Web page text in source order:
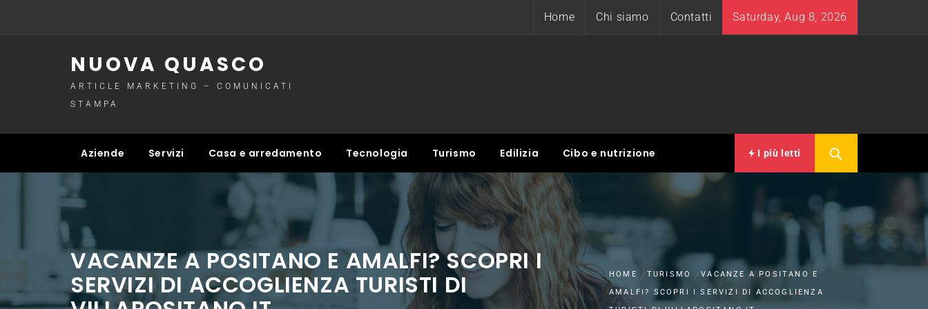
Home Chi siamo Contatti Saturday, Aug 8, 2026
NUOVA QUASCO
ARTICLE MARKETING – COMUNICATI
STAMPA
Aziende Servizi Casa e arredamento Tecnologia Turismo Edilizia Cibo e nutrizione I più letti
VACANZE A POSITANO E AMALFI? SCOPRI I
SERVIZI DI ACCOGLIENZA TURISTI DI HOME TURISMO
VACANZE A POSITANO E
AMALFI? SCOPRI I SERVIZI DI ACCOGLIENZA